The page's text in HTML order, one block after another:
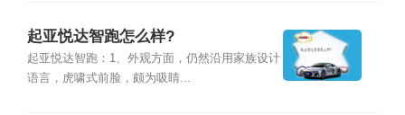
起亚悦达智跑怎么样?
起亚悦达智跑：1、外观方面，仍然沿用家族设计
语言，虎啸式前脸，颇为吸睛...